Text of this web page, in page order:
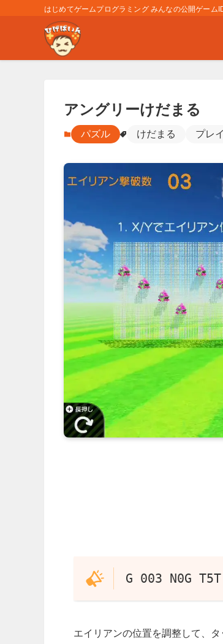
はじめてゲームプログラミング みんなの公開ゲーム
アングリーけだまる
パズル けだまる プレ
G 003 N0G T5T
エイリアンの位置を調整して、